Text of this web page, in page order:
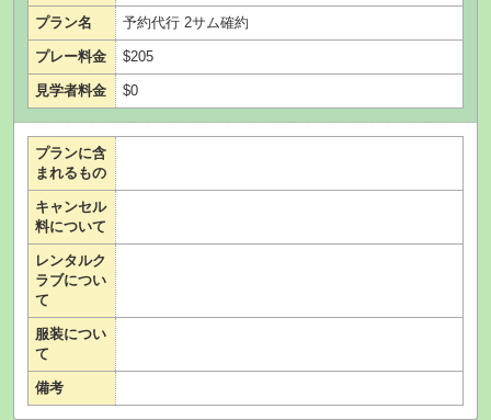
プラン名 予約代行 2サム確約
プレー料金 $205
見学者料金 $0
プランに含
まれるもの
キャンセル
料について
レンタルク
ラブについ
て
服装につい
て
備考